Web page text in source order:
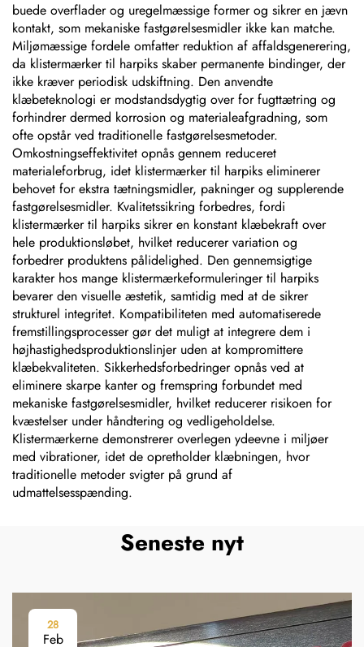
buede overflader og uregelmæssige former og sikrer en jævn
kontakt, som mekaniske fastgørelsesmidler ikke kan matche.
Miljømæssige fordele omfatter reduktion af affaldsgenerering,
da klistermærker til harpiks skaber permanente bindinger, der
ikke kræver periodisk udskiftning. Den anvendte
klæbeteknologi er modstandsdygtig over for fugttætring og
forhindrer dermed korrosion og materialeafgradning, som
ofte opstår ved traditionelle fastgørelsesmetoder.
Omkostningseffektivitet opnås gennem reduceret
materialeforbrug, idet klistermærker til harpiks eliminerer
behovet for ekstra tætningsmidler, pakninger og supplerende
fastgørelsesmidler. Kvalitetssikring forbedres, fordi
klistermærker til harpiks sikrer en konstant klæbekraft over
hele produktionsløbet, hvilket reducerer variation og
forbedrer produktens pålidelighed. Den gennemsigtige
karakter hos mange klistermærkeformuleringer til harpiks
bevarer den visuelle æstetik, samtidig med at de sikrer
strukturel integritet. Kompatibiliteten med automatiserede
fremstillingsprocesser gør det muligt at integrere dem i
højhastighedsproduktionslinjer uden at kompromittere
klæbekvaliteten. Sikkerhedsforbedringer opnås ved at
eliminere skarpe kanter og fremspring forbundet med
mekaniske fastgørelsesmidler, hvilket reducerer risikoen for
kvæstelser under håndtering og vedligeholdelse.
Klistermærkerne demonstrerer overlegen ydeevne i miljøer
med vibrationer, idet de opretholder klæbningen, hvor
traditionelle metoder svigter på grund af
udmattelsesspænding.
Seneste nyt
28
Feb